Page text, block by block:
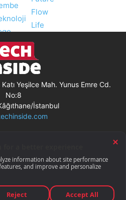
Yeşilce Mah. Yunus Emre Cd.
No:8
İstanbul
Bildirimi
RSS